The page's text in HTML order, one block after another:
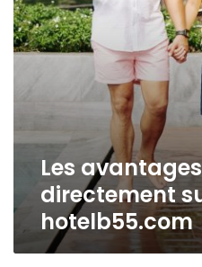
hotelb55.com
Les
directement
hotelb55.com